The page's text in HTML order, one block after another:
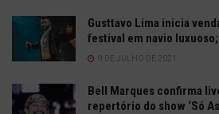
Gusttavo Lima inicia
festival em navio
9 DE JULHO DE 2021
Bell Marques confirma
repertório do show ‘Só